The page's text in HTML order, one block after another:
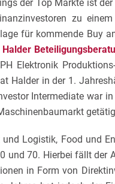
der Top Märkte ist
zu
für kommende Buy
Halder
Elektronik
Halder in der 1.
Intermediate war
Logistik, Food und
und 70. Hierbei fällt der
in Form von